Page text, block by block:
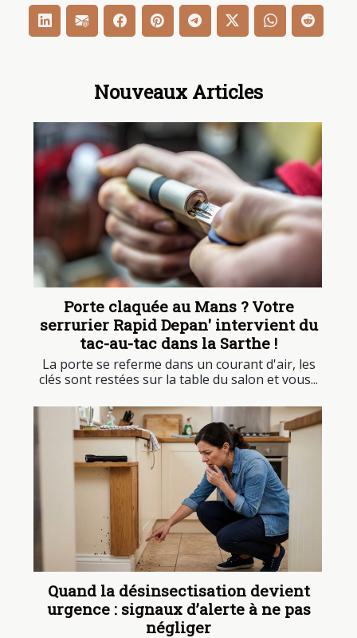
Nouveaux Articles
Porte claquée au Mans ? Votre
serrurier Rapid Depan' intervient du
tac-au-tac dans la Sarthe !
La porte se referme dans un courant d'air, les
clés sont restées sur la table du salon et vous...
Quand la désinsectisation devient
urgence : signaux d’alerte à ne pas
négliger